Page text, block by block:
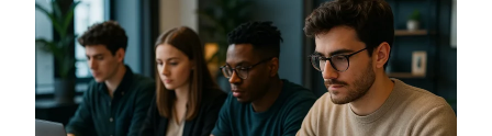
LES
CLIENTS
DES
AGENCES
GEO
EN